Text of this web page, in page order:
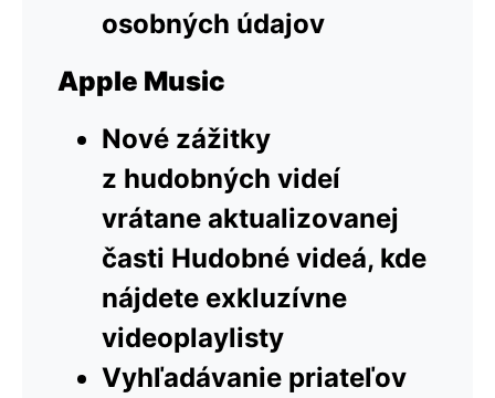
osobných údajov
Apple Music
Nové zážitky
z hudobných videí
vrátane aktualizovanej
časti Hudobné videá, kde
nájdete exkluzívne
videoplaylisty
Vyhľadávanie priateľov